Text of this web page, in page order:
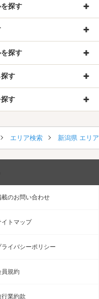
探す
探す
す
す
エリア検索 新潟県 エリ
載のお問い合わせ
イトマップ
ライバシーポリシー
員規約
行業約款